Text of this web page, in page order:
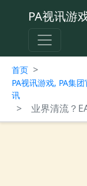
PA视讯游
首页 >
PA视讯游戏, PA集
讯
> 业界清流？